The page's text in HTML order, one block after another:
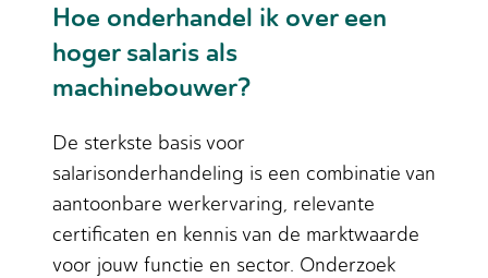
Hoe onderhandel ik over een
hoger salaris als
machinebouwer?
De sterkste basis voor
salarisonderhandeling is een combinatie van
aantoonbare werkervaring, relevante
certificaten en kennis van de marktwaarde
voor jouw functie en sector. Onderzoek